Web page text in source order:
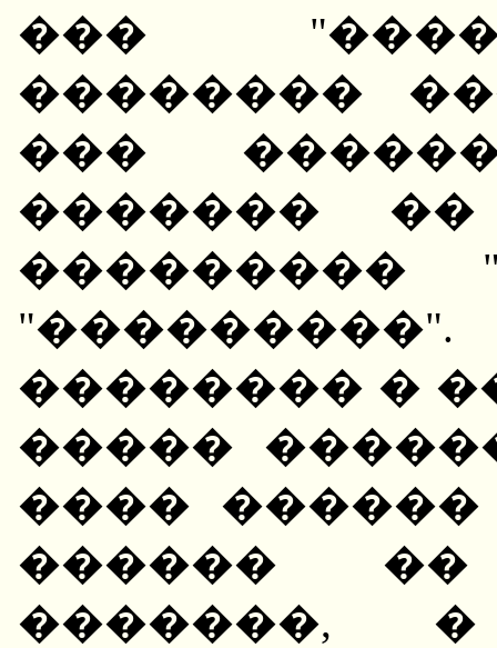
���
��������
���
�������
���������
�������� �
�����
����
������
�������,